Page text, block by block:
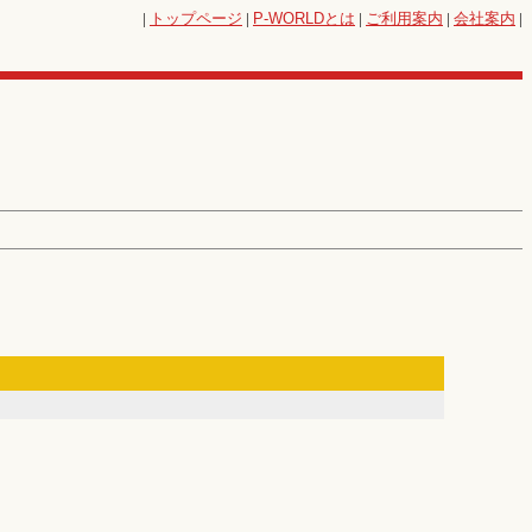
| トップページ | P-WORLDとは | ご利用案内 | 会社案内 |